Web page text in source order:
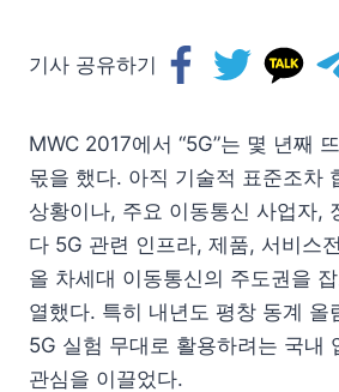
기사 공유하기
MWC 2017에서 “5G”는 몇 년째
몫을 했다. 아직 기술적 표준조차
상황이나, 주요 이동통신 사업자,
다 5G 관련 인프라, 제품, 서비스
올 차세대 이동통신의 주도권을
열했다. 특히 내년도 평창 동계 올
5G 실험 무대로 활용하려는 국내
관심을 이끌었다.